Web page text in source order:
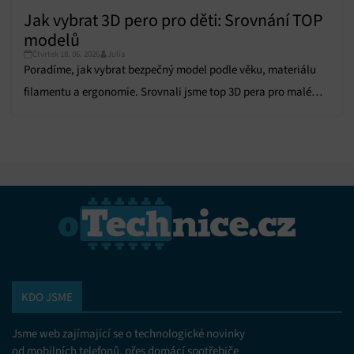
Jak vybrat 3D pero pro děti: Srovnání TOP
modelů
Čtvrtek 18. 06. 2026 Julia
Poradíme, jak vybrat bezpečný model podle věku, materiálu
filamentu a ergonomie. Srovnali jsme top 3D pera pro malé
KDO JSME
Jsme web zajímající se o technologické novinky
od mobilních telefonů, přes domácí spotřebiče